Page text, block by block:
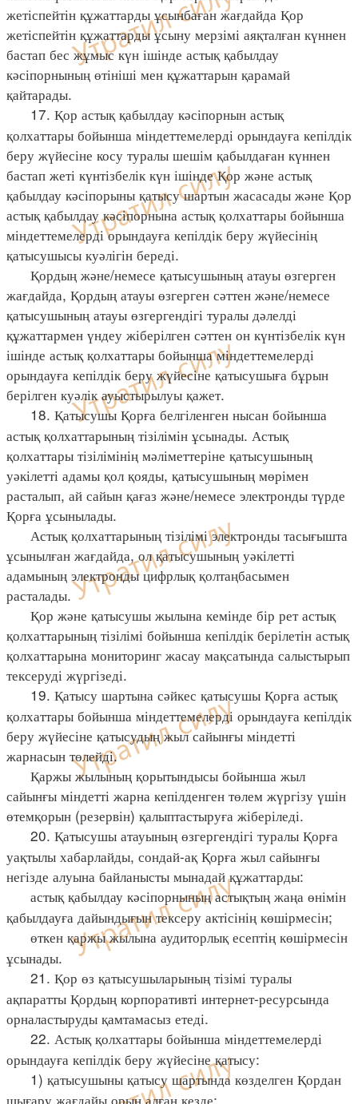
жетіспейтін құжаттарды ұсынбаған жағдайда Қор
жетіспейтін құжаттарды ұсыну мерзімі аяқталған күннен
бастап бес жұмыс күн ішінде астық қабылдау
кәсіпорнының өтініші мен құжаттарын қарамай
қайтарады.
17. Қор астық қабылдау кәсіпорнын астық
қолхаттары бойынша міндеттемелерді орындауға кепілдік
беру жүйесіне косу туралы шешім қабылдаған күннен
бастап жеті күнтізбелік күн ішінде Қор және астық
қабылдау кәсіпорыны қатысу шартын жасасады және Қор
астық қабылдау кәсіпорнына астық қолхаттары бойынша
міндеттемелерді орындауға кепілдік беру жүйесінің
қатысушысы куәлігін береді.
Қордың және/немесе қатысушының атауы өзгерген
жағдайда, Қордың атауы өзгерген сәттен және/немесе
қатысушының атауы өзгергендігі туралы дәлелді
құжаттармен үндеу жіберілген сәттен он күнтізбелік күн
ішінде астық қолхаттары бойынша міндеттемелерді
орындауға кепілдік беру жүйесіне қатысушыға бұрын
берілген куәлік ауыстырылуы қажет.
18. Қатысушы Қорға белгіленген нысан бойынша
астық қолхаттарының тізілімін ұсынады. Астық
қолхаттары тізілімінің мәліметтеріне қатысушының
уәкілетті адамы қол қояды, қатысушының мөрімен
расталып, ай сайын қағаз және/немесе электронды түрде
Қорға ұсынылады.
Астық қолхаттарының тізілімі электронды тасығышта
ұсынылған жағдайда, ол қатысушының уәкілетті
адамының электронды цифрлық қолтаңбасымен
расталады.
Қор және қатысушы жылына кемінде бір рет астық
қолхаттарының тізілімі бойынша кепілдік берілетін астық
қолхаттарына мониторинг жасау мақсатында салыстырып
тексеруді жүргізеді.
19. Қатысу шартына сәйкес қатысушы Қорға астық
қолхаттары бойынша міндеттемелерді орындауға кепілдік
беру жүйесіне қатысудың жыл сайынғы міндетті
жарнасын төлейді.
Қаржы жылының қорытындысы бойынша жыл
сайынғы міндетті жарна кепілденген төлем жүргізу үшін
өтемқорын (резервін) қалыптастыруға жіберіледі.
20. Қатысушы атауының өзгергендігі туралы Қорға
уақтылы хабарлайды, сондай-ақ Қорға жыл сайынғы
негізде алуына байланысты мынадай құжаттарды:
астық қабылдау кәсіпорнының астықтың жаңа өнімін
қабылдауға дайындығын тексеру актісінің көшірмесін;
өткен қаржы жылына аудиторлық есептің көшірмесін
ұсынады.
21. Қор өз қатысушыларының тізімі туралы
ақпаратты Қордың корпоративті интернет-ресурсында
орналастыруды қамтамасыз етеді.
22. Астық қолхаттары бойынша міндеттемелерді
орындауға кепілдік беру жүйесіне қатысу:
1) қатысушыны қатысу шартында көзделген Қордан
шығару жағдайы орын алған кезде;